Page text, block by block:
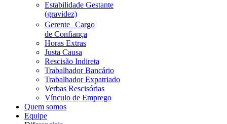
Estabilidade Gestante
(gravidez)
Gerente Cargo
de Confiança
Horas Extras
Justa Causa
Rescisão Indireta
Trabalhador Bancário
Trabalhador Expatriado
Verbas Rescisórias
Vínculo de Emprego
Quem somos
Equipe